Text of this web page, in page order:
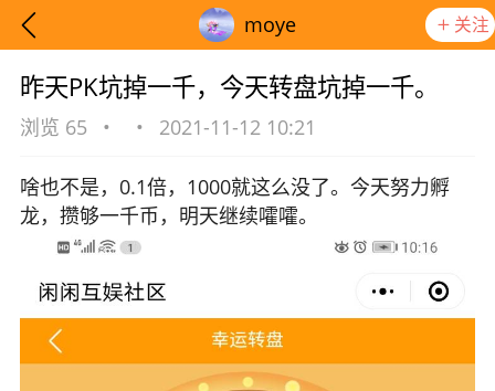
moye 关注
昨天PK坑掉一千，今天转盘坑掉一千。
浏览 65 • • 2021-11-12 10:21
啥也不是，0.1倍，1000就这么没了。今天努力孵
龙，攒够一千币，明天继续嚯嚯。